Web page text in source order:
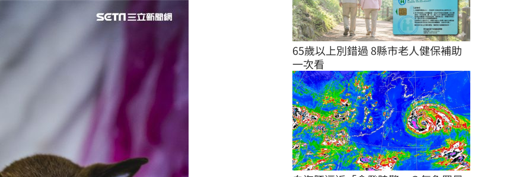
65歲以上別錯過 8縣市老人健保補助
一次看